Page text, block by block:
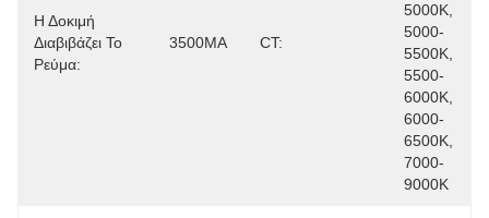
Η Δοκιμή
Διαβιβάζει Το
Ρεύμα:
3500MA CT:
5000K,
5000-
5500K,
5500-
6000K,
6000-
6500K,
7000-
9000K